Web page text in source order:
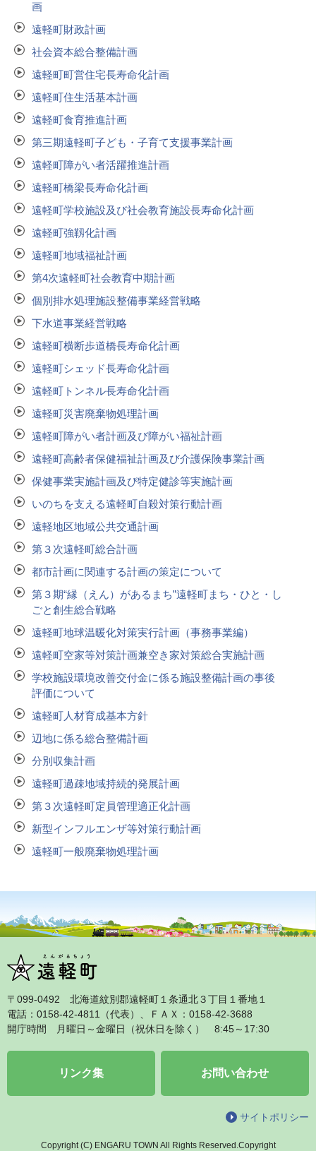
画
遠軽町財政計画
社会資本総合整備計画
遠軽町町営住宅長寿命化計画
遠軽町住生活基本計画
遠軽町食育推進計画
第三期遠軽町子ども・子育て支援事業計画
遠軽町障がい者活躍推進計画
遠軽町橋梁長寿命化計画
遠軽町学校施設及び社会教育施設長寿命化計画
遠軽町強靱化計画
遠軽町地域福祉計画
第4次遠軽町社会教育中期計画
個別排水処理施設整備事業経営戦略
下水道事業経営戦略
遠軽町横断歩道橋長寿命化計画
遠軽町シェッド長寿命化計画
遠軽町トンネル長寿命化計画
遠軽町災害廃棄物処理計画
遠軽町障がい者計画及び障がい福祉計画
遠軽町高齢者保健福祉計画及び介護保険事業計画
保健事業実施計画及び特定健診等実施計画
いのちを支える遠軽町自殺対策行動計画
遠軽地区地域公共交通計画
第３次遠軽町総合計画
都市計画に関連する計画の策定について
第３期“縁（えん）があるまち”遠軽町まち・ひと・し
ごと創生総合戦略
遠軽町地球温暖化対策実行計画（事務事業編）
遠軽町空家等対策計画兼空き家対策総合実施計画
学校施設環境改善交付金に係る施設整備計画の事後
評価について
遠軽町人材育成基本方針
辺地に係る総合整備計画
分別収集計画
遠軽町過疎地域持続的発展計画
第３次遠軽町定員管理適正化計画
新型インフルエンザ等対策行動計画
遠軽町一般廃棄物処理計画
〒099‐0492 北海道紋別郡遠軽町１条通北３丁目１番地１
電話：0158‐42‐4811（代表）、ＦＡＸ：0158‐42‐3688
開庁時間 月曜日～金曜日（祝休日を除く） 8:45～17:30
リンク集 お問い合わせ
サイトポリシー
Copyright (C) ENGARU TOWN All Rights Reserved.Copyright